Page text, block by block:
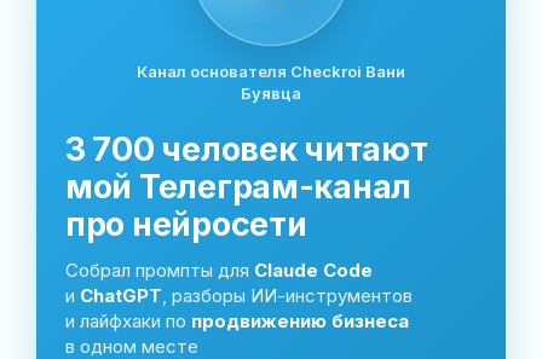
Канал основателя Checkroi Вани
Буявца
3 700 человек читают
мой Телеграм-канал
про нейросети
Собрал промпты для Claude Code
и ChatGPT , разборы ИИ-инструментов
и лайфхаки по продвижению бизнеса
в одном месте